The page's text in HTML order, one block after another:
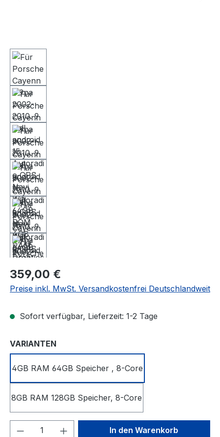
Regulärer Preis:
359,00 €
Preise inkl. MwSt. Versandkostenfrei Deutschlandweit
Sofort verfügbar, Lieferzeit: 1-2 Tage
VARIANTEN
4GB RAM 64GB Speicher , 8-Core
8GB RAM 128GB Speicher, 8-Core
Produkt Anzahl: Gib denIn den Warenkorb